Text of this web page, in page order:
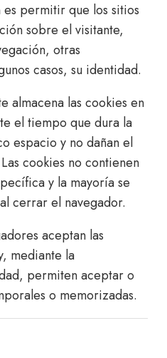
es permitir que los sitios
sobre el visitante,
otras
casos, su identidad.
almacena las cookies en
el tiempo que dura la
espacio y no dañan el
cookies no contienen
y la mayoría se
cerrar el navegador.
aceptan las
mediante la
permiten aceptar o
o memorizadas.